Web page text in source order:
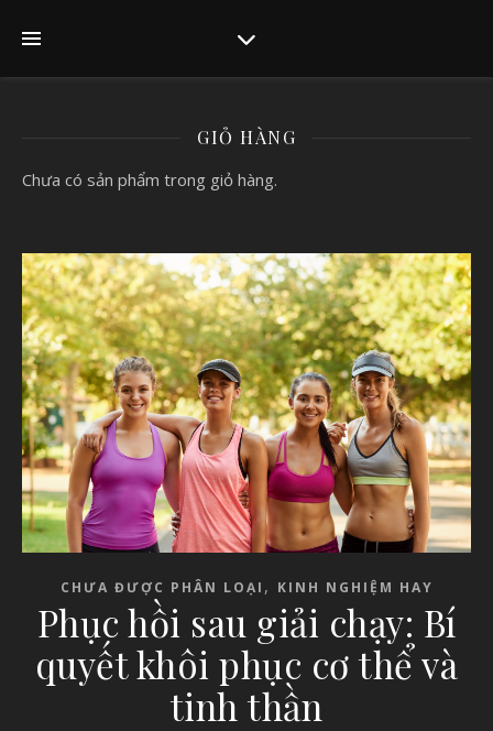
GIỎ HÀNG
Chưa có sản phẩm trong giỏ hàng.
CHƯA ĐƯỢC PHÂN LOẠI , KINH NGHIỆM HAY
Phục hồi sau giải chạy: Bí
quyết khôi phục cơ thể và
tinh thần